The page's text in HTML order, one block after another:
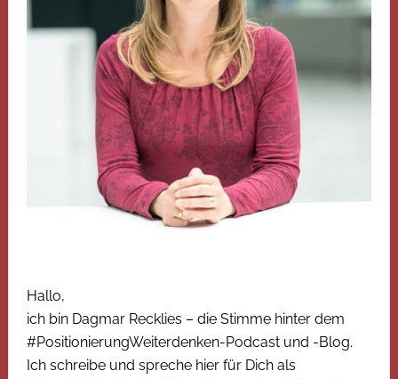
Hallo,
ich bin Dagmar Recklies – die Stimme hinter dem
#PositionierungWeiterdenken-Podcast und -Blog.
Ich schreibe und spreche hier für Dich als